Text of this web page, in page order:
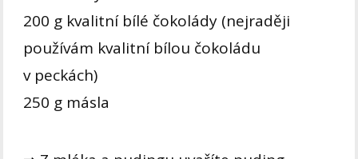
200 g kvalitní bílé čokolády (nejraději
používám kvalitní bílou čokoládu
v peckách)
250 g másla